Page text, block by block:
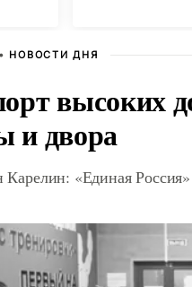
НОВОСТИ ДНЯ
высоких
и двора
«Единая